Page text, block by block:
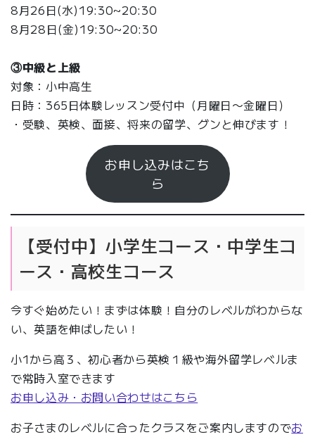
8月26日(水)19:30~20:30
8月28日(金)19:30~20:30
③中級と上級
対象：小中高生
日時：365日体験レッスン受付中（月曜日〜金曜日）
・受験、英検、面接、将来の留学、グンと伸びます！
お申し込みはこち
ら
【受付中】小学生コース・中学生コ
ース・高校生コース
今すぐ始めたい！まずは体験！自分のレベルがわからな
い、英語を伸ばしたい！
小1から高３、初心者から英検１級や海外留学レベルま
で常時入室できます
お申し込み・お問い合わせはこちら
お子さまのレベルに合ったクラスをご案内しますのでお